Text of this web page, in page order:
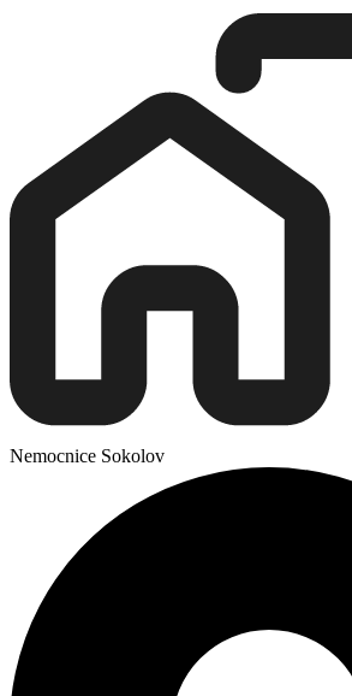
Nemocnice Sokolov